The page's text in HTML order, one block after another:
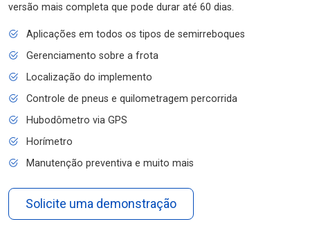
versão mais completa que pode durar até 60 dias.
Aplicações em todos os tipos de semirreboques
Gerenciamento sobre a frota
Localização do implemento
Controle de pneus e quilometragem percorrida
Hubodômetro via GPS
Horímetro
Manutenção preventiva e muito mais
Solicite uma demonstração